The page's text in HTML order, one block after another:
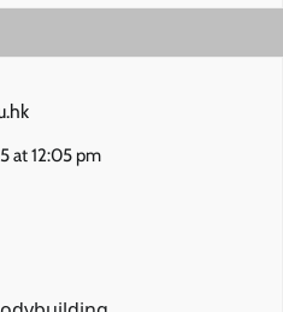
at 12:05 pm